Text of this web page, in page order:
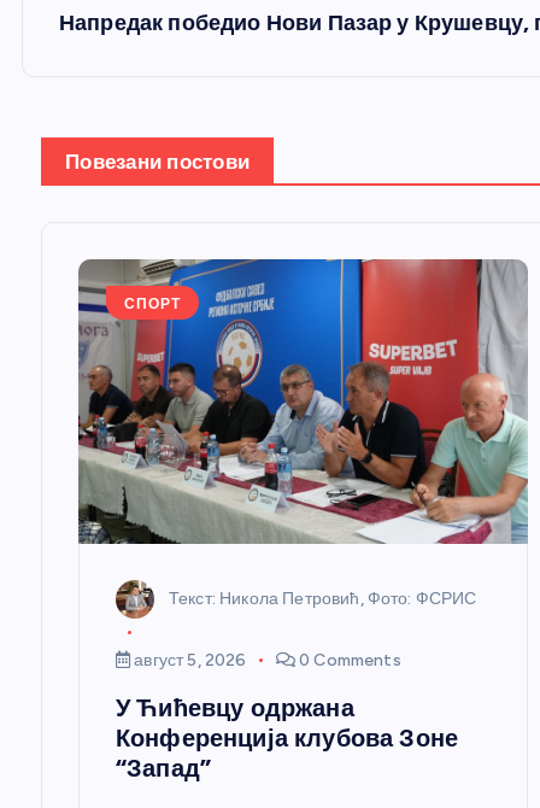
Напредак победио Нови Пазар у Крушевцу,
Повезани постови
СПОРТ
Текст: Никола Петровић, Фото: ФСРИС
август 5, 2026 0 Comments
У Ћићевцу одржана
Конференција клубова Зоне
“Запад”